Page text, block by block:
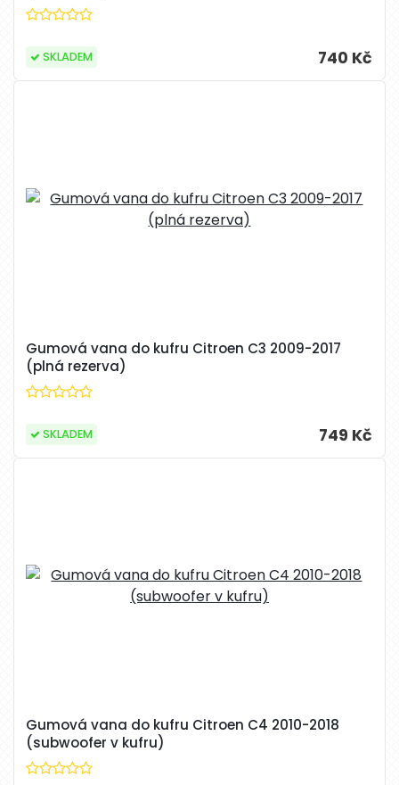
740 Kč
SKLADEM
Gumová vana do kufru Citroen C3 2009-2017
(plná rezerva)
749 Kč
SKLADEM
Gumová vana do kufru Citroen C4 2010-2018
(subwoofer v kufru)